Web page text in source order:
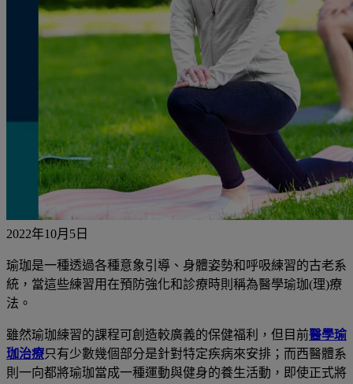
2022年10月5日
瑜珈是一種透過各種意象引導、身體姿勢和呼吸練習的古老系
統，當這些練習用在預防強化和診療時則稱為醫學瑜珈(理)療
法。
雖然瑜珈練習的課程可創造較廣義的保健福利，但目前醫學瑜
珈治療只有少數幾個部分是針對特定疾病來安排；而西醫體系
則一向都將瑜珈當成一種運動與健身的養生活動，即使正式將